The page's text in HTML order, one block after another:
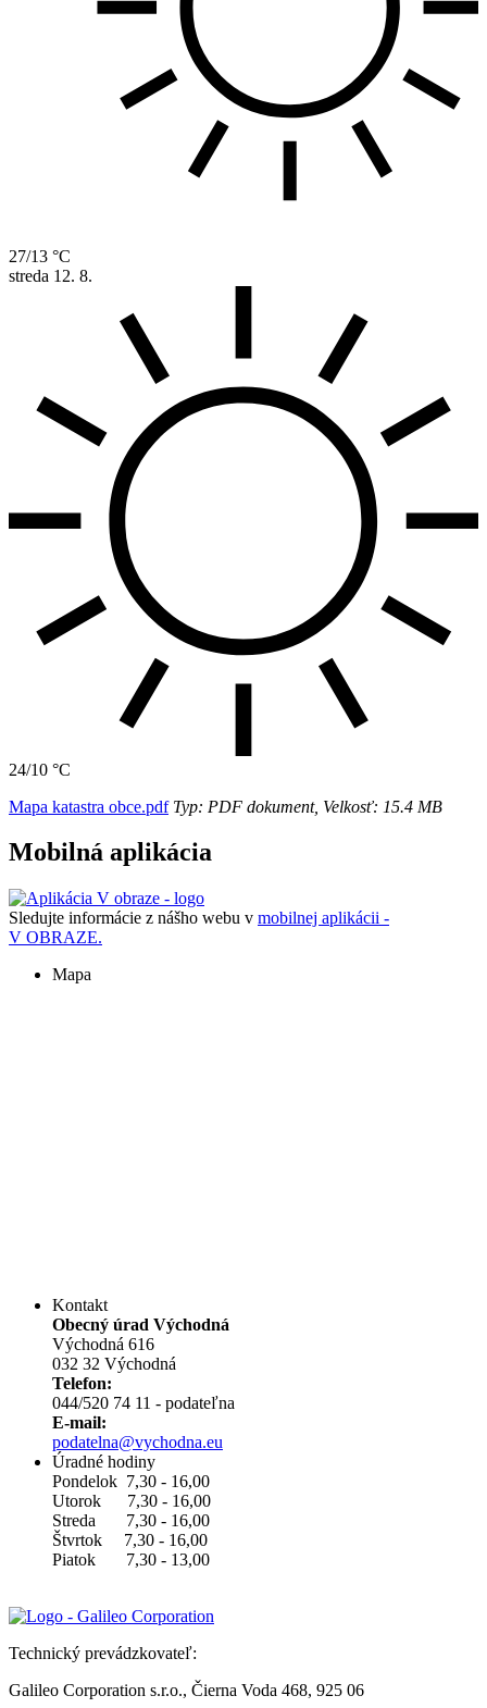
27/13 °C
streda 12. 8.
24/10 °C
Mapa katastra obce.pdfTyp: PDF dokument, Velkosť: 15.4 MB
Mobilná aplikácia
Sledujte informácie z nášho webu v mobilnej aplikácii -
V OBRAZE.
Mapa
Kontakt
Obecný úrad Východná
Východná 616
032 32 Východná
Telefon:
044/520 74 11 - podateľna
E-mail:
podatelna@vychodna.eu
Úradné hodiny
Pondelok 7,30 - 16,00
Utorok 7,30 - 16,00
Streda 7,30 - 16,00
Štvrtok 7,30 - 16,00
Piatok 7,30 - 13,00
Technický prevádzkovateľ:
Galileo Corporation s.r.o., Čierna Voda 468, 925 06